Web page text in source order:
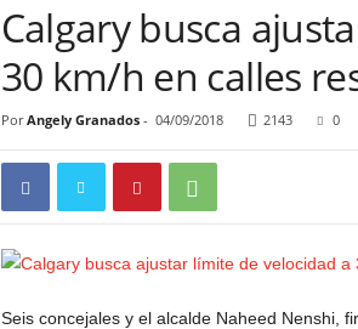
Calgary busca
30 km/h en calles
Por Angely Granados- 04/09/2018 2143 0
Seis concejales y el alcalde Naheed Nenshi,